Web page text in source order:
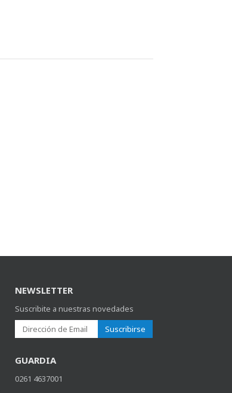
NEWSLETTER
Suscribite a nuestras novedades
Suscribirse
GUARDIA
0261 4637001